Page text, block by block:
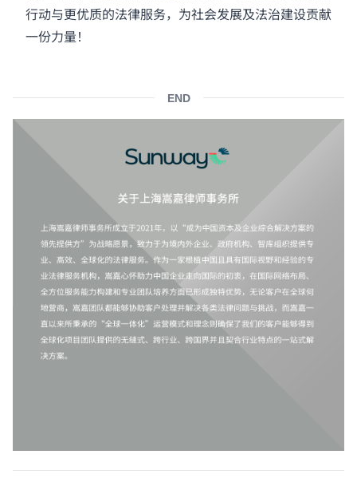
行动与更优质的法律服务，为社会发展及法治建设贡献
一份力量！
END